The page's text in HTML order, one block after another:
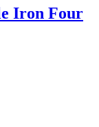
Iron Four